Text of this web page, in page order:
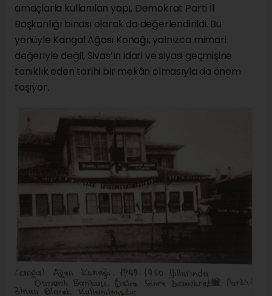
amaçlarla kullanılan yapı, Demokrat Parti İl
Başkanlığı binası olarak da değerlendirildi. Bu
yönüyle Kangal Ağası Konağı, yalnızca mimari
değeriyle değil, Sivas’ın idari ve siyasi geçmişine
tanıklık eden tarihi bir mekân olmasıyla da önem
taşıyor.